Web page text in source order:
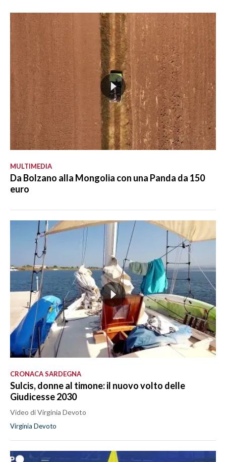
MULTIMEDIA
Da Bolzano alla Mongolia con una Panda da 150
euro
CRONACA SARDEGNA
Sulcis, donne al timone: il nuovo volto delle
Giudicesse 2030
Video di Virginia Devoto
Virginia Devoto